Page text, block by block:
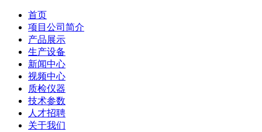
首页
项目公司简介
产品展示
生产设备
新闻中心
视频中心
质检仪器
技术参数
人才招聘
关于我们